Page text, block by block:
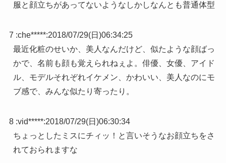
服と顔立ちがあってないようなしかしなんとも普通体型
7 :che*****:2018/07/29(日)06:34:25
最近化粧のせいか、美人なんだけど、似たような顔ばっ
かで、名前も顔も覚えられねぇよ。俳優、女優、アイド
ル、モデルそれぞれイケメン、かわいい、美人なのにモ
ブ感で、みんな似たり寄ったり。
8 :vid*****:2018/07/29(日)06:30:34
ちょっとしたミスにチィッ！と言いそうなお顔立ちをさ
れておられますな